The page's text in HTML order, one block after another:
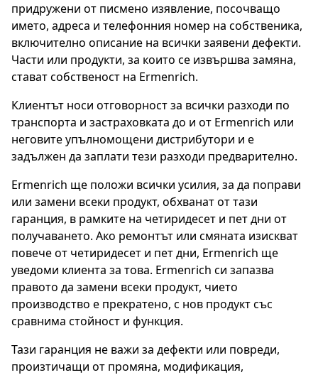
придружени от писмено изявление, посочващо
името, адреса и телефонния номер на собственика,
включително описание на всички заявени дефекти.
Части или продукти, за които се извършва замяна,
стават собственост на Ermenrich.
Клиентът носи отговорност за всички разходи по
транспорта и застраховката до и от Ermenrich или
неговите упълномощени дистрибутори и е
задължен да заплати тези разходи предварително.
Ermenrich ще положи всички усилия, за да поправи
или замени всеки продукт, обхванат от тази
гаранция, в рамките на четиридесет и пет дни от
получаването. Ако ремонтът или смяната изискват
повече от четиридесет и пет дни, Ermenrich ще
уведоми клиента за това. Ermenrich си запазва
правото да замени всеки продукт, чието
производство е прекратено, с нов продукт със
сравнима стойност и функция.
Тази гаранция не важи за дефекти или повреди,
произтичащи от промяна, модификация,